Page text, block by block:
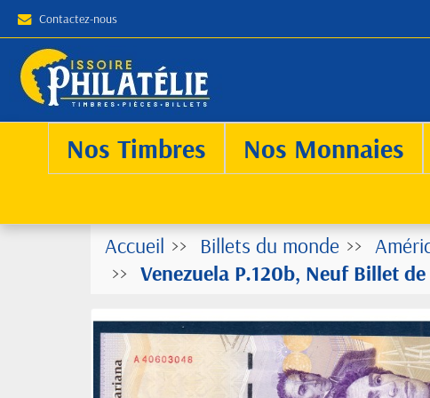
Contactez-nous
Nos Timbres Nos Monnaies
Accueil Billets du monde
Venezuela P.120b, Neuf Billet